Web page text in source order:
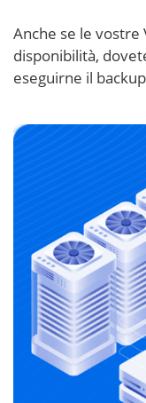
Anche se le vostre
disponibilità,
eseguirne il